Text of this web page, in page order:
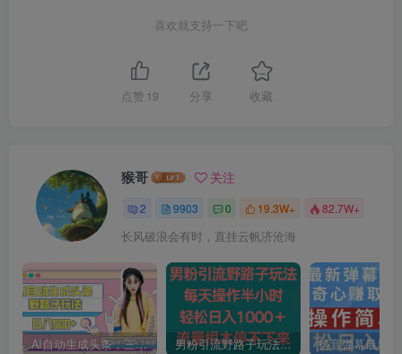
喜欢就支持一下吧
点赞 19 分享 收藏
猴哥 关注
2 9903 0 19.3W+ 82.7W+
长风破浪会有时，直挂云帆济沧海
AI自动生成头条，三天必起号，三分钟轻松发布内容，复制粘贴，保姆级教… 男粉引流野路子玩法，每天操作半小时轻松日入1000＋，流量根本停不下来